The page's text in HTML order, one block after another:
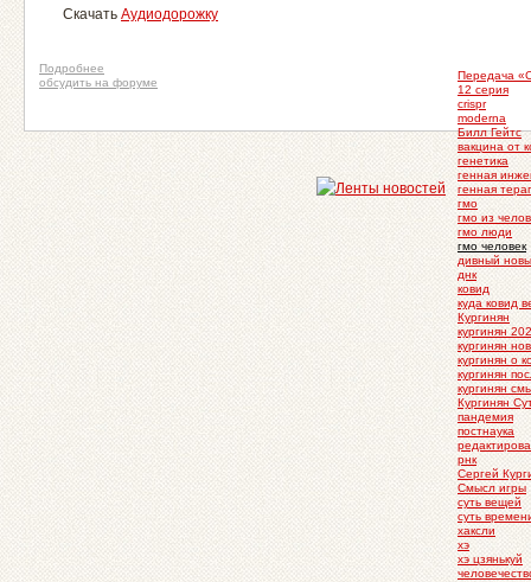
Скачать Аудиодорожку
Передача
12 серия
crispr
moderna
Билл Гейтс
вакцина от
генетика
генная
генная
гмо
гмо из
гмо люди
гмо человек
дивный
днк
ковид
куда ковид
Кургинян
кургинян
кургинян
кургинян о
кургинян
кургинян
Кургинян
пандемия
постнаука
рнк
Сергей
Смысл игры
суть вещей
суть
хаксли
хэ
хэ цзянькуй
Подробнее
обсудить на форуме